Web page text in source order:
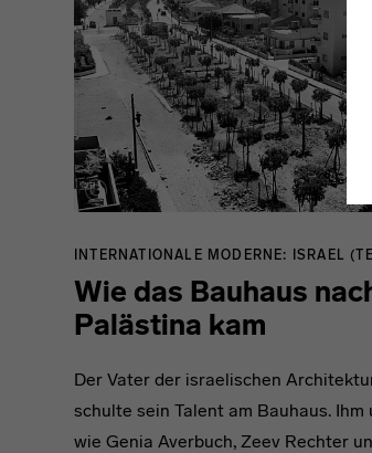
INTERNATIONALE MODERNE: ISRAEL
Wie das Bauhaus
Palästina kam
Der Vater der israelischen
schulte sein Talent am Bauhaus. Ihm
wie Genia Averbuch, Zeev Rechter